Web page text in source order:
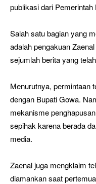
publikasi dari Pemerintah
Salah satu bagian yang
adalah pengakuan
sejumlah berita yang
Menurutnya, permintaan
dengan Bupati Gowa.
mekanisme
sepihak karena berada
media.
Zaenal juga mengklaim
diamankan saat